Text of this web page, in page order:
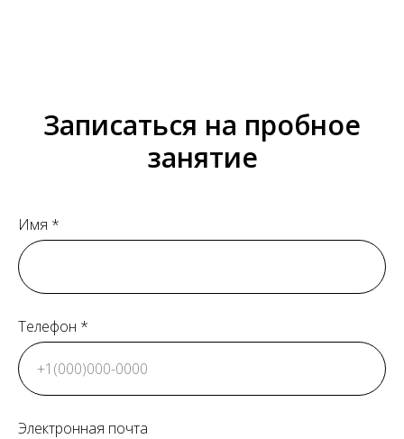
Записаться на пробное
занятие
Имя *
Телефон *
Электронная почта